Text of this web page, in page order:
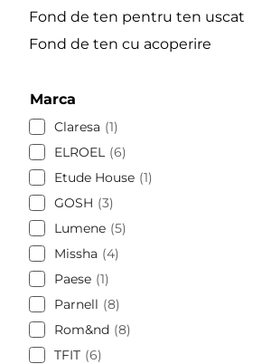
Fond de ten pentru ten uscat
Fond de ten cu acoperire
Marca
Claresa
1
ELROEL 6
Etude House 1
GOSH
3
Lumene 5
Missha
4
Paese 1
Parnell
8
Rom&nd 8
TFIT 6